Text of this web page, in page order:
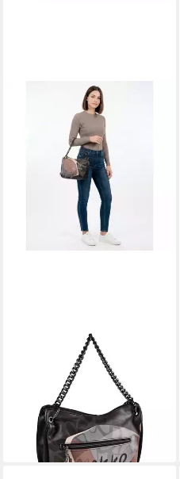
Schultertasche Core
ab 34,08 € UVP 76,95 €
leider ausverkauft